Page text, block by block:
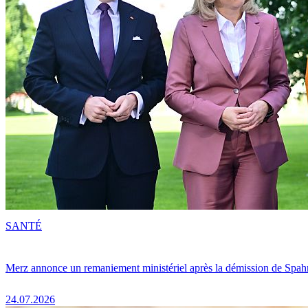
Merz annonce un remaniement ministériel après la démission de
24.07.2026
SANTÉ